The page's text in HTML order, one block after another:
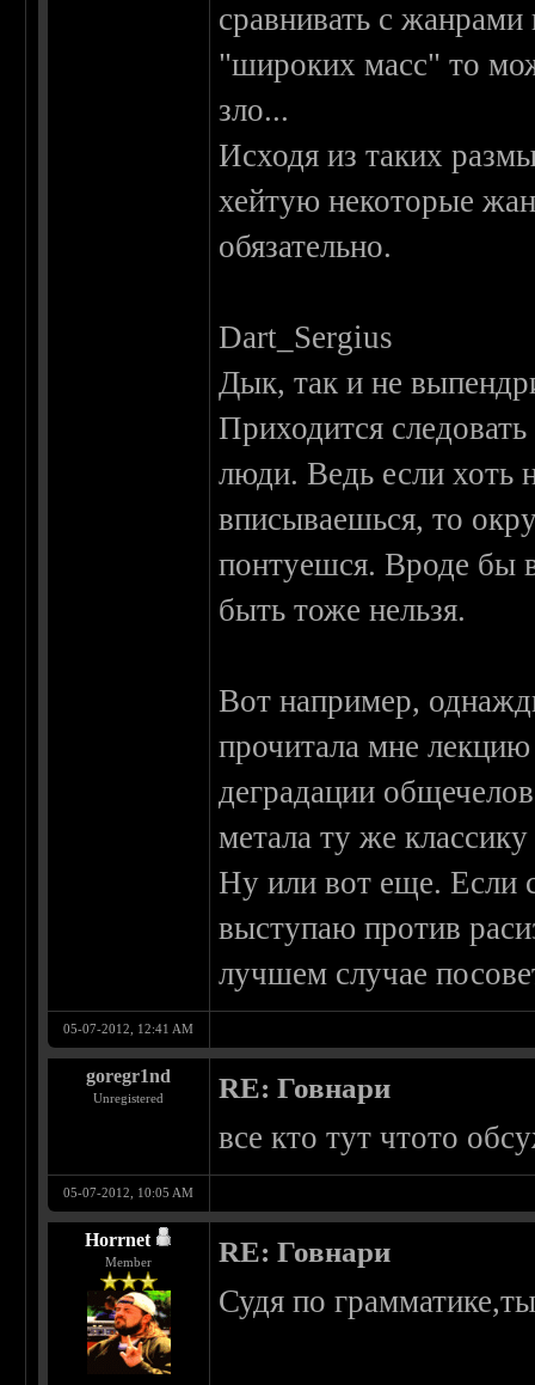
сравнивать с
"широких масс" то
зло...
Исходя из таких
хейтую некоторые
обязательно.
Dart_Sergius
Дык, так и не
Приходится
люди. Ведь если хоть
вписываешься, то
понтуешся. Вроде бы
быть тоже нельзя.
Вот например,
прочитала мне
деградации
метала ту же
Ну или вот еще. Если
выступаю против
лучшем случае
05-07-2012, 12:41 AM
goregr1nd
Unregistered RE: Говнари
все кто тут чтото
05-07-2012, 10:05 AM
Horrnet
Member RE: Говнари
Судя по